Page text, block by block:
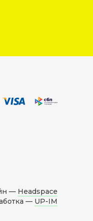
— Headspace
— UP-IM